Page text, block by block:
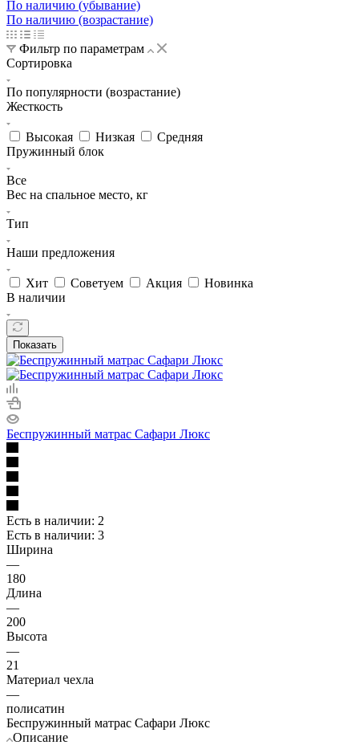
По наличию (убывание)
По наличию (возрастание)
Фильтр по параметрам
Сортировка
По популярности (возрастание)
Жесткость
Высокая Низкая
Средняя
Пружинный блок
Все
Вес на спальное место, кг
Тип
Наши предложения
Хит Советуем Акция
Новинка
В наличии
Показать
Беспружинный матрас Сафари Люкс
Есть в наличии: 2
Есть в наличии: 3
Ширина
—
180
Длина
—
200
Высота
—
21
Материал чехла
—
полисатин
Беспружинный матрас Сафари Люкс
Описание